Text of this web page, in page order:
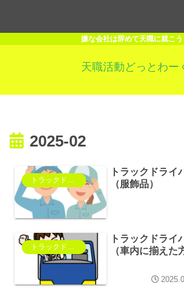
嫌な会社は辞めて天職に就こう
天職活動どっとわー
2025-02
トラックドライバー
トラックドライ
（服飾品）
トラックドライ
（車内に揃えた